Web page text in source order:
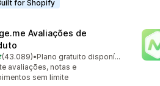
for Shopify
Avaliações de
5 estrelas
(43.089)
avaliações ao todo
•
Plano gratuito disponível
avaliações, notas e
sem limite